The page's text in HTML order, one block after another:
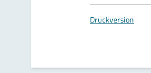
Druckversion